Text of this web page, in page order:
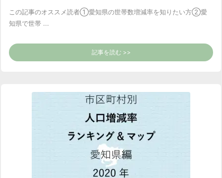
この記事のオススメ読者①愛知県の世帯数増減率を知りたい方②愛
知県で世帯 ...
記事を読む >>